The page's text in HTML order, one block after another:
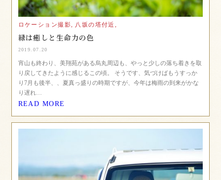
ロケーション撮影, 八坂の塔付近,
緑は癒しと生命力の色
2019.07.20
宵山も終わり、美翔苑がある烏丸周辺も、やっと少しの落ち着きを取
り戻してきたように感じるこの頃。 そうです、気づけばもうすっか
り7月も後半、、夏真っ盛りの時期ですが、今年は梅雨の到来がかな
り遅れ…
READ MORE